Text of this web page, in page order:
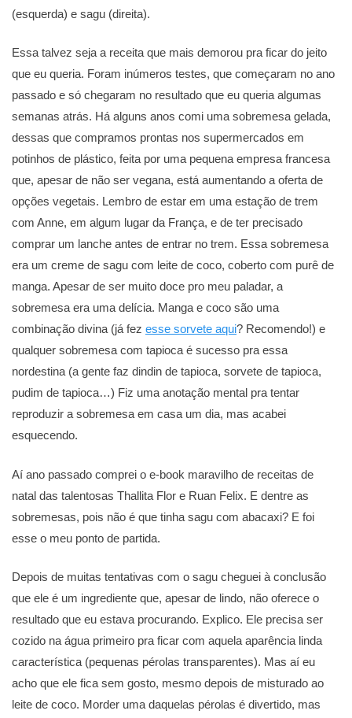
(esquerda) e sagu (direita).
Essa talvez seja a receita que mais demorou pra ficar do jeito
que eu queria. Foram inúmeros testes, que começaram no ano
passado e só chegaram no resultado que eu queria algumas
semanas atrás. Há alguns anos comi uma sobremesa gelada,
dessas que compramos prontas nos supermercados em
potinhos de plástico, feita por uma pequena empresa francesa
que, apesar de não ser vegana, está aumentando a oferta de
opções vegetais. Lembro de estar em uma estação de trem
com Anne, em algum lugar da França, e de ter precisado
comprar um lanche antes de entrar no trem. Essa sobremesa
era um creme de sagu com leite de coco, coberto com purê de
manga. Apesar de ser muito doce pro meu paladar, a
sobremesa era uma delícia. Manga e coco são uma
combinação divina (já fez esse sorvete aqui? Recomendo!) e
qualquer sobremesa com tapioca é sucesso pra essa
nordestina (a gente faz dindin de tapioca, sorvete de tapioca,
pudim de tapioca…) Fiz uma anotação mental pra tentar
reproduzir a sobremesa em casa um dia, mas acabei
esquecendo.
Aí ano passado comprei o e-book maravilho de receitas de
natal das talentosas Thallita Flor e Ruan Felix. E dentre as
sobremesas, pois não é que tinha sagu com abacaxi? E foi
esse o meu ponto de partida.
Depois de muitas tentativas com o sagu cheguei à conclusão
que ele é um ingrediente que, apesar de lindo, não oferece o
resultado que eu estava procurando. Explico. Ele precisa ser
cozido na água primeiro pra ficar com aquela aparência linda
característica (pequenas pérolas transparentes). Mas aí eu
acho que ele fica sem gosto, mesmo depois de misturado ao
leite de coco. Morder uma daquelas pérolas é divertido, mas